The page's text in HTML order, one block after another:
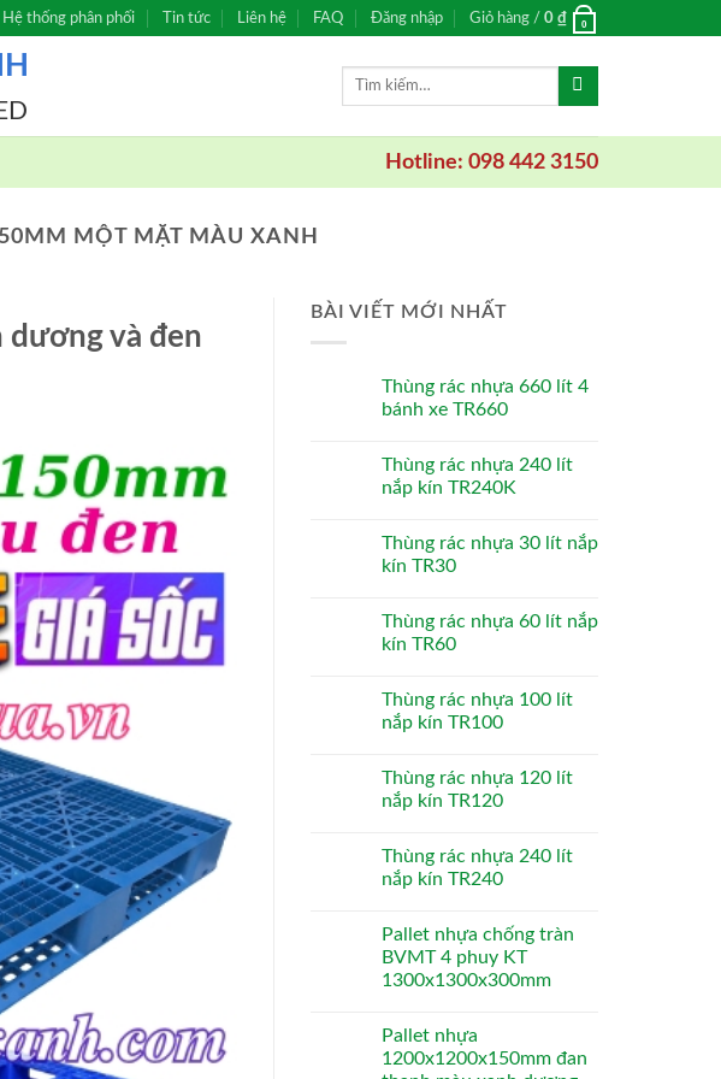
Hệ thống phân phối Tin tức Liên hệ FAQ Đăng nhập Giỏ hàng / 0 ₫ 0
Tìm
Hotline: 098 442 3150
MỘT MẶT MÀU XANH
dương và đen
BÀI VIẾT MỚI NHẤT
Thùng rác nhựa 660 lít 4
bánh xe TR660
Thùng rác nhựa 240 lít
nắp kín TR240K
Thùng rác nhựa 30 lít nắp
kín TR30
Thùng rác nhựa 60 lít nắp
kín TR60
Thùng rác nhựa 100 lít
nắp kín TR100
Thùng rác nhựa 120 lít
nắp kín TR120
Thùng rác nhựa 240 lít
nắp kín TR240
Pallet nhựa chống tràn
BVMT 4 phuy KT
1300x1300x300mm
Pallet nhựa
1200x1200x150mm đan